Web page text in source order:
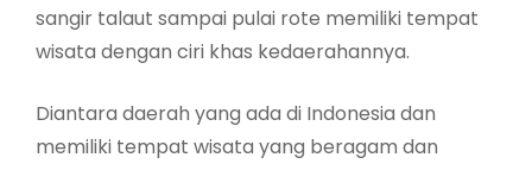
sangir talaut sampai pulai rote memiliki tempat
wisata dengan ciri khas kedaerahannya.
Diantara daerah yang ada di Indonesia dan
memiliki tempat wisata yang beragam dan